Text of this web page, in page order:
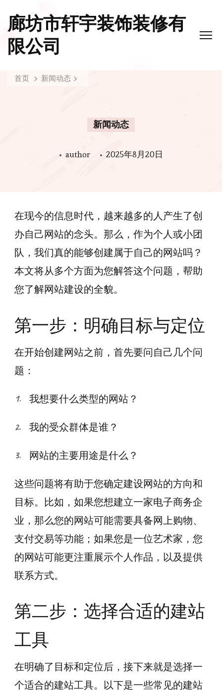
廊坊市轩宇装饰装修有
限公司
首页 新闻动态
新闻动态
author 2025年8月20日
在现今的信息时代，越来越多的人产生了创
办自己网站的念头。那么，作为个人或小团
队，我们真的能够创建属于自己的网站吗？
本文将从多个方面为您解答这个问题，帮助
您了解网站建设的全貌。
第一步：明确目标与定位
在开始创建网站之前，首先要问自己几个问
题：
我想要什么类型的网站？
我的受众群体是谁？
网站的主要用途是什么？
这些问题将有助于您确定建设网站的方向和
目标。比如，如果您想建立一家电子商务企
业，那么您的网站可能需要具备网上购物、
支付交易等功能；如果您是一位艺术家，您
的网站可能更注重展示个人作品，以及提供
联系方式。
第二步：选择合适的建站
工具
在明确了目标和定位后，接下来就是选择一
个适合的建站工具。以下是一些常见的建站